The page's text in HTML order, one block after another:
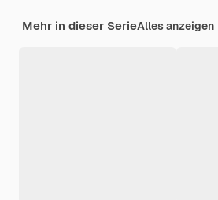
Mehr in dieser SerieAlles anzeigen